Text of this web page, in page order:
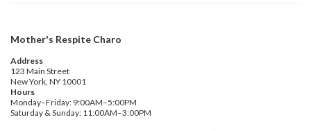
Mother's Respite Charo
Address
123 Main Street
New York, NY 10001
Hours
Monday–Friday: 9:00AM–5:00PM
Saturday & Sunday: 11:00AM–3:00PM